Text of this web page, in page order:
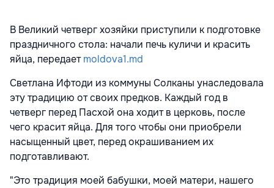
В Великий четверг хозяйки приступили к подготовке
праздничного стола: начали печь куличи и красить
яйца, передаетmoldova1.md
Светлана Ифтоди из коммуны Солканы унаследовала
эту традицию от своих предков. Каждый год в
четверг перед Пасхой она ходит в церковь, после
чего красит яйца. Для того чтобы они приобрели
насыщенный цвет, перед окрашиванием их
подготавливают.
"Это традиция моей бабушки, моей матери, нашего